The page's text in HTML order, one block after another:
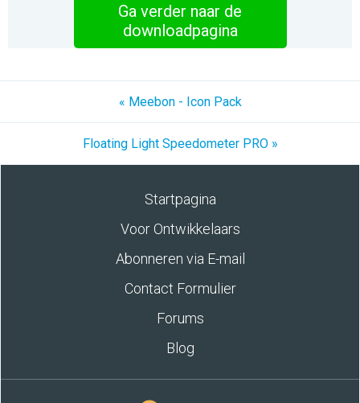
Ga verder naar de
downloadpagina
« Meebon - Icon Pack
Floating Light Speedometer PRO »
Startpagina
Voor Ontwikkelaars
Abonneren via E-mail
Contact Formulier
Forums
Blog